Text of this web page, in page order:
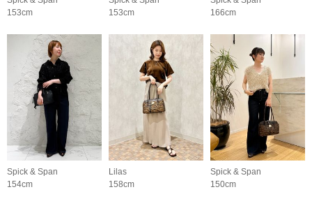
153cm
153cm
166cm
Spick & Span
154cm
Lilas
158cm
Spick & Span
150cm